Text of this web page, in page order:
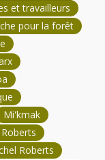
et travailleurs
pour la forêt
Mi'kmak
Roberts